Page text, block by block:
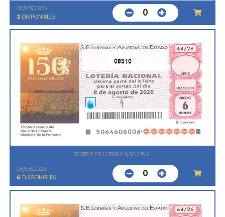
08/08/2026
2 DISPONIBLES 0
08510
SORTEO DE LOTERIA NACIONAL
08/08/2026
6 DISPONIBLES 0